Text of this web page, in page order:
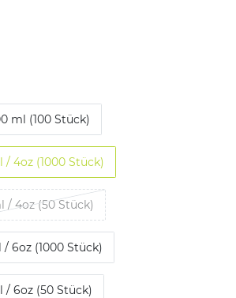
ml (100 Stück)
/ 4oz (1000 Stück)
/ 4oz (50 Stück)
/ 6oz (1000 Stück)
/ 6oz (50 Stück)